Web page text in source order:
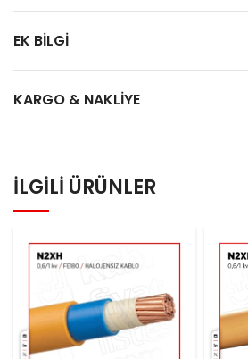
EK BILGI
KARGO & NAKLIYE
İLGILI ÜRÜNLER